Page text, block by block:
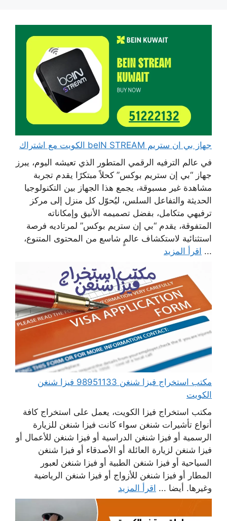
جهاز بي ان ستريم beIN STREAM الكويت مع اشتراك
في عالم الترفيه الرقمي المتطور الذي تعيشه اليوم، يبرز
جهاز “بي إن ستريم بوكس” كحلاً مبتكرًا يقدم تجربة
مشاهدة غير مسبوقة، يجمع هذا الجهاز بين التكنولوجيا
الحديثة والتفاعل السلس، ليُحوّل كل منزل إلى مركز
ترفيهي متكامل، بفضل تصميمه الأنيق وإمكاناته
المتفوقة، يقدم “بي إن ستريم بوكس” لمرتاديه فرصة
استثنائية لاستكشاف عالمٍ شاسع من المحتوى المتنوع،
... اقرأ المزيد
مكتب استخراج فيزا شنغن 98951133 فيزا شنغن
الكويت
مكتب استخراج فيزا الكويت، يعمل على استخراج كافة
أنواع تأشيرات شنغن سواء كانت فيزا شنغن للزيارة
الرسمية أو فيزا شنغن الدراسية أو فيزا شنغن للأعمال أو
فيزا شنغن لزيارة العائلة أو الأصدقاء أو فيزا شنغن
السياحية أو فيزا شنغن الطبية أو فيزا شنغن لعبور
المطار أو فيزا شنغن للأزواج أو فيزا شنغن الرياضية
وغيرها. أيضا ... اقرأ المزيد